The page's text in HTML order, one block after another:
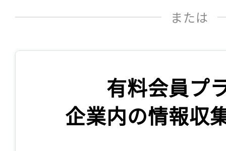
または
有料会員プ
企業内の情報収